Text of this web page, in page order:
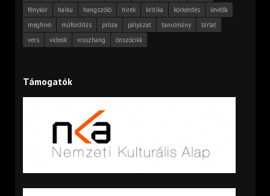
fénykör
haiku hangszóló hírek kritika körkérdés
levélfa
meghívó
műfordítás próza pályázat tanulmány
tárlat
vers
videók visszhang önszócikk
Támogatók